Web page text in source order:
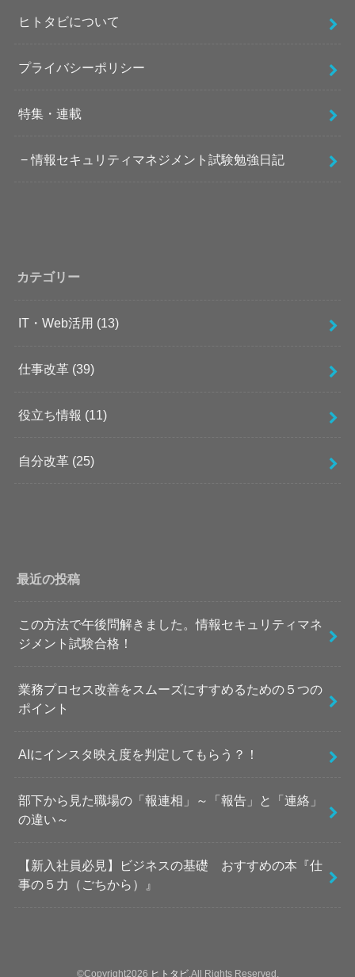
ヒトタビについて
プライバシーポリシー
特集・連載
情報セキュリティマネジメント試験勉強日記
カテゴリー
IT・Web活用 (13)
仕事改革 (39)
役立ち情報 (11)
自分改革 (25)
最近の投稿
この方法で午後問解きました。情報セキュリティマネ
ジメント試験合格！
業務プロセス改善をスムーズにすすめるための５つの
ポイント
AIにインスタ映え度を判定してもらう？！
部下から見た職場の「報連相」～「報告」と「連絡」
の違い～
【新入社員必見】ビジネスの基礎 おすすめの本『仕
事の５力（ごちから）』
©Copyright2026 ヒトタビ.All Rights Reserved.